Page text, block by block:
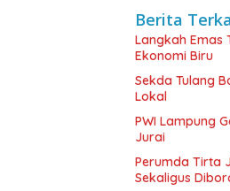
Berita
Langkah Emas
Ekonomi Biru
Sekda Tulang
Lokal
PWI Lampung
Jurai
Perumda Tirta
Sekaligus